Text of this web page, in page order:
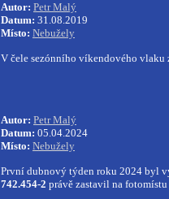
Autor: Petr Malý
Datum: 31.08.2019
Místo: Nebužely
V čele sezónního víkendového vlaku
Autor: Petr Malý
Datum: 05.04.2024
Místo: Nebužely
První dubnový týden roku 2024 byl
742.454-2 právě zastavil na